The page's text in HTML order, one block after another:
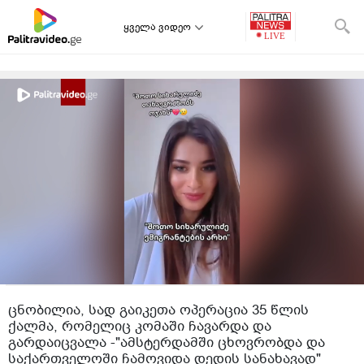
ყველა ვიდეო
ცნობილია, სად გაიკეთა ოპერაცია 35 წლის
ქალმა, რომელიც კომაში ჩავარდა და
გარდაიცვალა -"ამსტერდამში ცხოვრობდა და
საქართველოში ჩამოვიდა დედის სანახავად"